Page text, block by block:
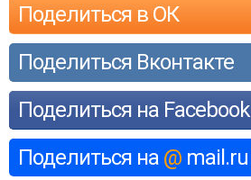
Поделиться в ОК
Поделиться Вконтакте
Поделиться на Facebook
Поделиться на @ mail.ru